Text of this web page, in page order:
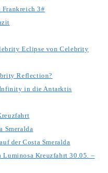
3#
Eclipse von Celebrity
Reflection?
in die Antarktis
Smeralda
der Costa Smeralda
Luminosa Kreuzfahrt 30.05. –